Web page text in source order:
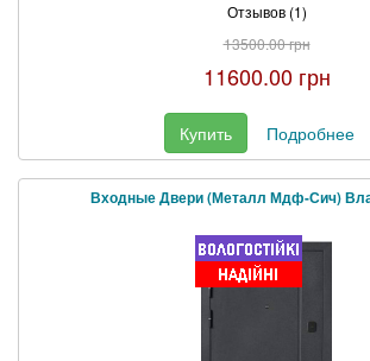
Отзывов (1)
13500.00 грн
11600.00 грн
Купить Подробнее
Входные Двери (Металл Мдф-Сич)